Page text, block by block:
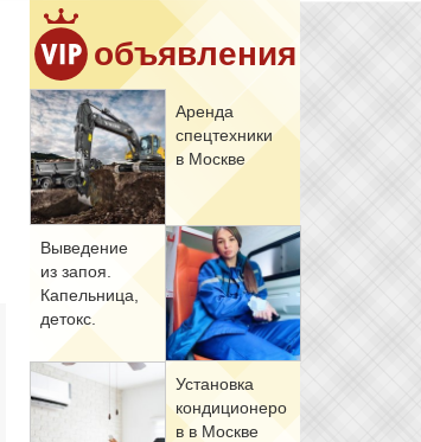
объявления
Арен­да
спец­тех­ни­ки
в Москве
Вы­ве­де­ние
из за­поя.
Ка­пель­ни­ца,
де­токс.
Уста­нов­ка
кон­ди­ци­о­не­ро
в в Москве